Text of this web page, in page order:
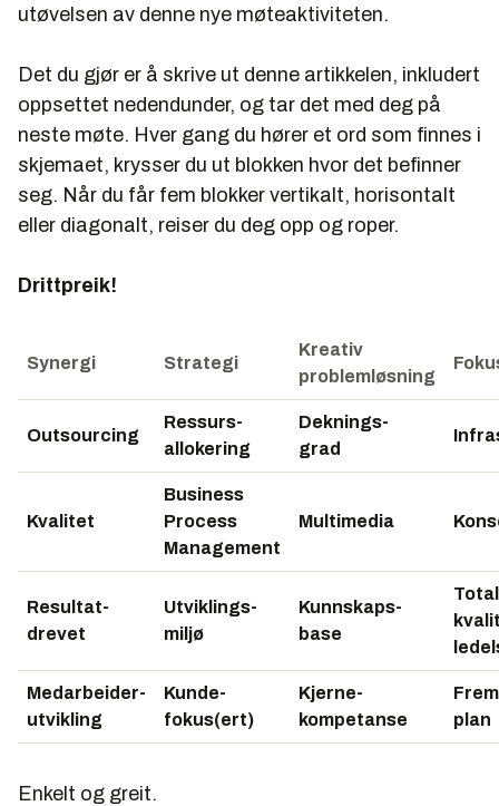
utøvelsen av denne nye møteaktiviteten.
Det du gjør er å skrive ut denne artikkelen, inkludert
oppsettet nedendunder, og tar det med deg på
neste møte. Hver gang du hører et ord som finnes i
skjemaet, krysser du ut blokken hvor det befinner
seg. Når du får fem blokker vertikalt, horisontalt
eller diagonalt, reiser du deg opp og roper.
Drittpreik!
Synergi Strategi
Kreativ
problemløsning
Outsourcing
Ressurs-
allokering
Deknings-
grad
Kvalitet
Business
Process
Management
Multimedia
Resultat-
drevet
Utviklings-
miljø
Kunnskaps-
base
Total
Medarbeider-
utvikling
Kunde-
fokus(ert)
Kjerne-
kompetanse
plan
Enkelt og greit.